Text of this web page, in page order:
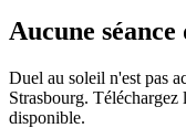
Aucune
Duel au soleil n'est pas
Strasbourg. Téléchargez
disponible.